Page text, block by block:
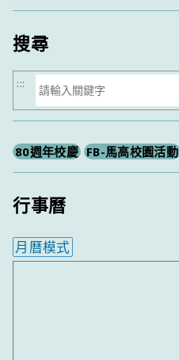
類
搜尋
搜
尋
:::
80週年校慶 FB-馬高校園活動
行事曆
月曆模式